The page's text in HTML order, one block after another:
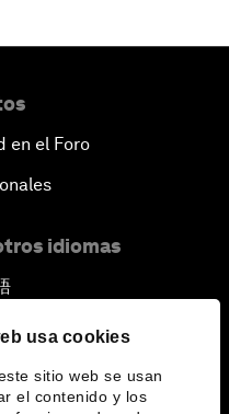
usa cookies
sitio web se usan
el contenido y los
en el Foro
idiomas